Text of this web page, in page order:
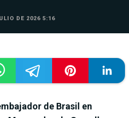
DE 2026 5:16
de Brasil en